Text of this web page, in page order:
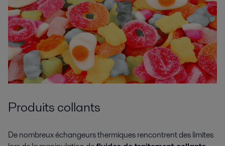
Produits collants
De nombreux échangeurs thermiques rencontrent des limites